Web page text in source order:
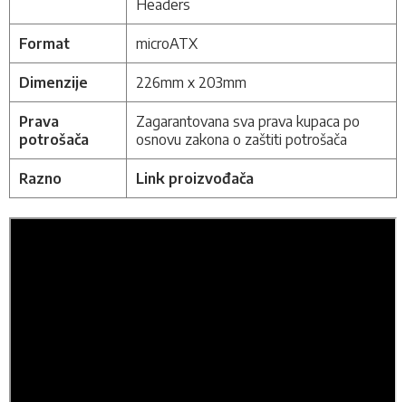
Headers
Format microATX
Dimenzije 226mm x 203mm
Prava
potrošača
Zagarantovana sva prava kupaca po
osnovu zakona o zaštiti potrošača
Razno Link proizvođača